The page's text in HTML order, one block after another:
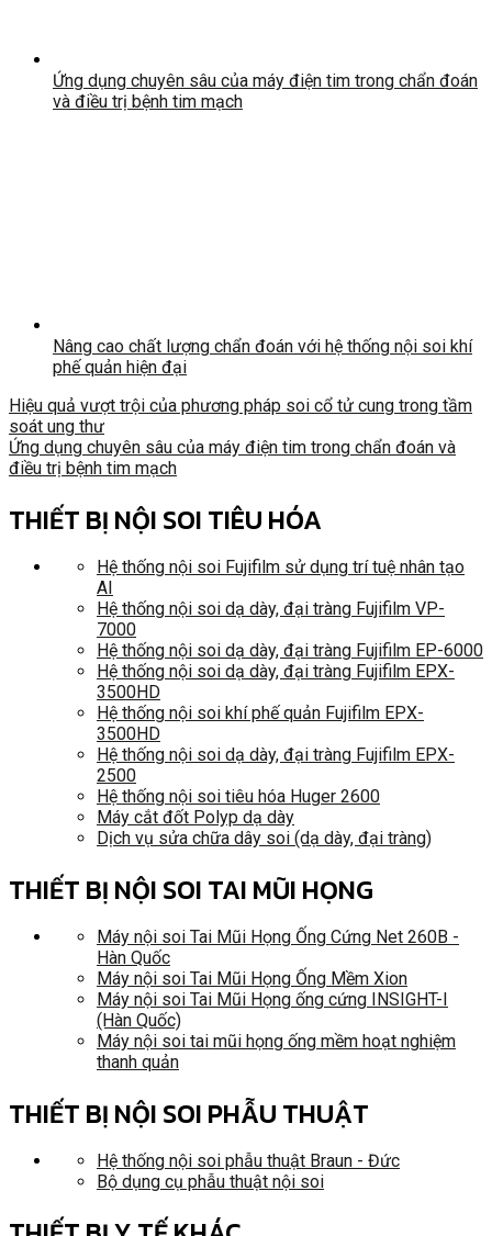
Ứng dụng chuyên sâu của máy điện tim trong chẩn đoán
và điều trị bệnh tim mạch
Nâng cao chất lượng chẩn đoán với hệ thống nội soi khí
phế quản hiện đại
Hiệu quả vượt trội của phương pháp soi cổ tử cung trong tầm
soát ung thư
Ứng dụng chuyên sâu của máy điện tim trong chẩn đoán và
điều trị bệnh tim mạch
THIẾT BỊ NỘI SOI TIÊU HÓA
Hệ thống nội soi Fujifilm sử dụng trí tuệ nhân tạo
AI
Hệ thống nội soi dạ dày, đại tràng Fujifilm VP-
7000
Hệ thống nội soi dạ dày, đại tràng Fujifilm EP-6000
Hệ thống nội soi dạ dày, đại tràng Fujifilm EPX-
3500HD
Hệ thống nội soi khí phế quản Fujifilm EPX-
3500HD
Hệ thống nội soi dạ dày, đại tràng Fujifilm EPX-
2500
Hệ thống nội soi tiêu hóa Huger 2600
Máy cắt đốt Polyp dạ dày
Dịch vụ sửa chữa dây soi (dạ dày, đại tràng)
THIẾT BỊ NỘI SOI TAI MŨI HỌNG
Máy nội soi Tai Mũi Họng Ống Cứng Net 260B -
Hàn Quốc
Máy nội soi Tai Mũi Họng Ống Mềm Xion
Máy nội soi Tai Mũi Họng ống cứng INSIGHT-I
(Hàn Quốc)
Máy nội soi tai mũi họng ống mềm hoạt nghiệm
thanh quản
THIẾT BỊ NỘI SOI PHẪU THUẬT
Hệ thống nội soi phẫu thuật Braun - Đức
Bộ dụng cụ phẫu thuật nội soi